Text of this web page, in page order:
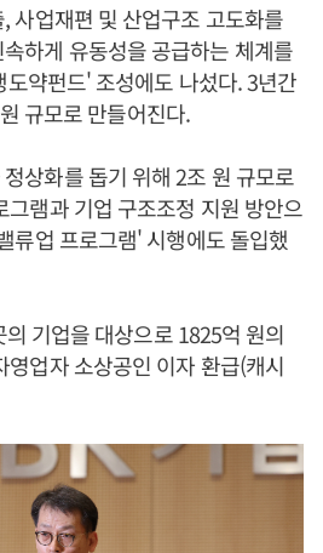
사업재편 및 산업구조 고도화를
하게 유동성을 공급하는 체계를
약펀드' 조성에도 나섰다. 3년간
규모로 만들어진다.
상화를 돕기 위해 2조 원 규모로
그램과 기업 구조조정 지원 방안으
류업 프로그램' 시행에도 돌입했
기업을 대상으로 1825억 원의
업자 소상공인 이자 환급(캐시